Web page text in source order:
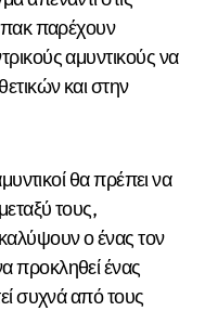
παρέχουν
αμυντικούς να
και στην
θα πρέπει να
τους,
ο ένας τον
προκληθεί ένας
συχνά από τους